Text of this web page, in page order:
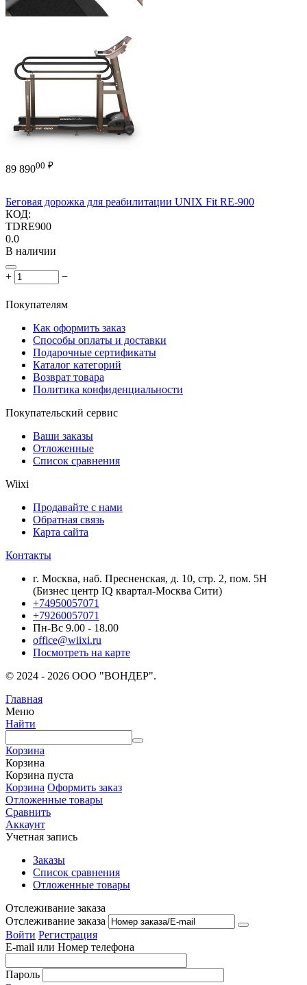
89 89000 ₽
Беговая дорожка для реабилитации UNIX Fit RE-900
КОД:
TDRE900
0.0
В наличии
+ −
Покупателям
Как оформить заказ
Способы оплаты и доставки
Подарочные сертификаты
Каталог категорий
Возврат товара
Политика конфиденциальности
Покупательский сервис
Ваши заказы
Отложенные
Список сравнения
Wiixi
Продавайте с нами
Обратная связь
Карта сайта
Контакты
г. Москва, наб. Пресненская, д. 10, стр. 2, пом. 5Н
(Бизнес центр IQ квартал-Москва Сити)
+74950057071
+79260057071
Пн-Вс 9.00 - 18.00
office@wiixi.ru
Посмотреть на карте
© 2024 - 2026 ООО "ВОНДЕР".
Главная
Меню
Найти
Корзина
Корзина
Корзина пуста
Корзина Оформить заказ
Отложенные товары
Сравнить
Аккаунт
Учетная запись
Заказы
Список сравнения
Отложенные товары
Отслеживание заказа
Отслеживание заказа
Войти Регистрация
E-mail или Номер телефона
Пароль